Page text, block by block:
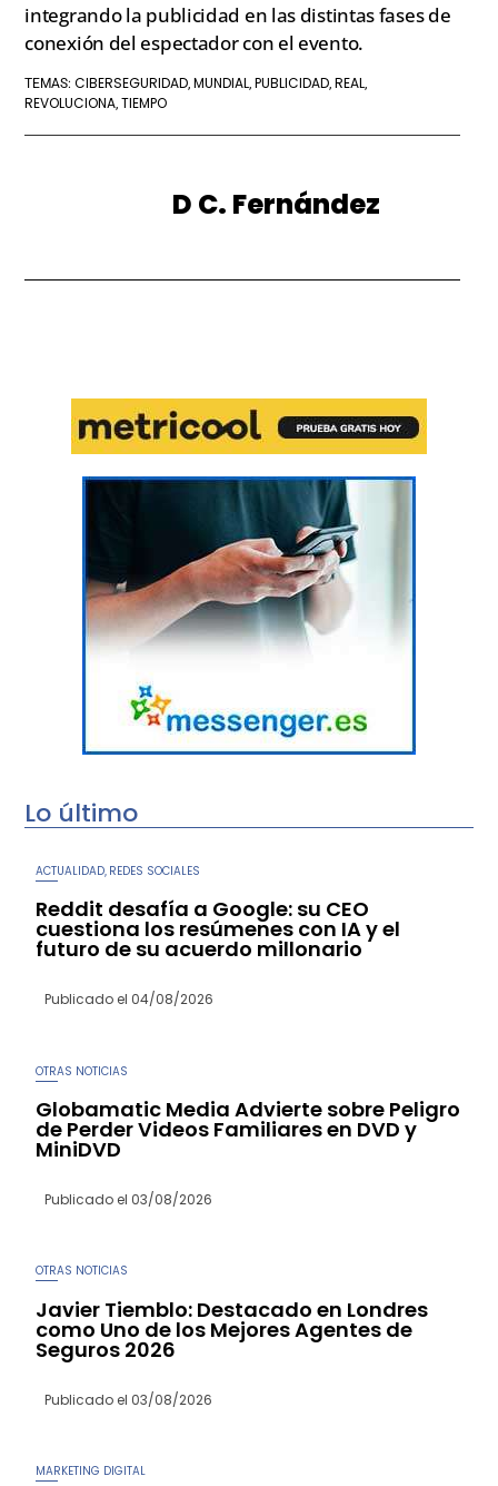
integrando la publicidad en las distintas fases de
conexión del espectador con el evento.
TEMAS:CIBERSEGURIDAD ,MUNDIAL ,PUBLICIDAD ,REAL
REVOLUCIONA ,TIEMPO
D C. Fernández
Lo último
ACTUALIDAD REDES SOCIALES
Reddit desafía a Google: su CEO
cuestiona los resúmenes con IA y el
futuro de su acuerdo millonario
Publicado el 04/08/2026
OTRAS NOTICIAS
Globamatic Media Advierte sobre Peligro
de Perder Videos Familiares en DVD y
MiniDVD
Publicado el 03/08/2026
OTRAS NOTICIAS
Javier Tiemblo: Destacado en Londres
como Uno de los Mejores Agentes de
Seguros 2026
Publicado el 03/08/2026
MARKETING DIGITAL